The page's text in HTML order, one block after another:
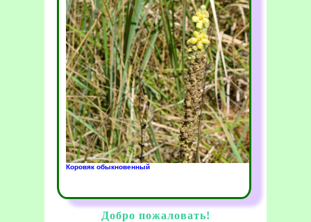
Коровяк обыкновенный
Добро пожаловать!